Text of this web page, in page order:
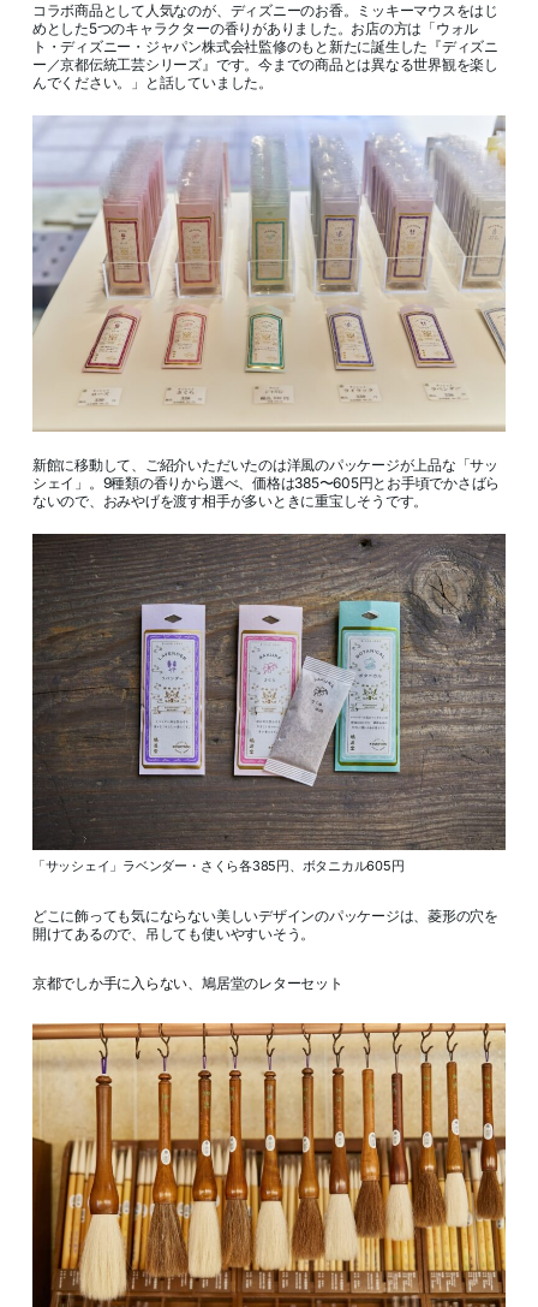
コラボ商品として人気なのが、ディズニーのお香。ミッキーマウスをはじ
めとした5つのキャラクターの香りがありました。お店の方は「ウォル
ト・ディズニー・ジャパン株式会社監修のもと新たに誕生した『ディズニ
ー／京都伝統工芸シリーズ』です。今までの商品とは異なる世界観を楽し
んでください。」と話していました。
新館に移動して、ご紹介いただいたのは洋風のパッケージが上品な「サッ
シェイ」。9種類の香りから選べ、価格は385〜605円とお手頃でかさばら
ないので、おみやげを渡す相手が多いときに重宝しそうです。
「サッシェイ」ラベンダー・さくら各385円、ボタニカル605円
どこに飾っても気にならない美しいデザインのパッケージは、菱形の穴を
開けてあるので、吊しても使いやすいそう。
京都でしか手に入らない、鳩居堂のレターセット